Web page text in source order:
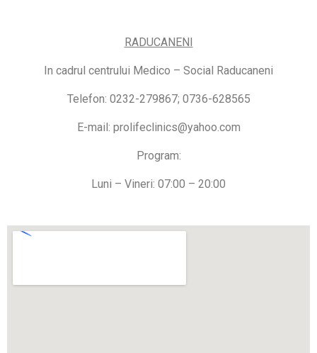
RADUCANENI
In cadrul centrului Medico – Social Raducaneni
Telefon: 0232-279867; 0736-628565
E-mail: prolifeclinics@yahoo.com
Program:
Luni – Vineri: 07:00 – 20:00